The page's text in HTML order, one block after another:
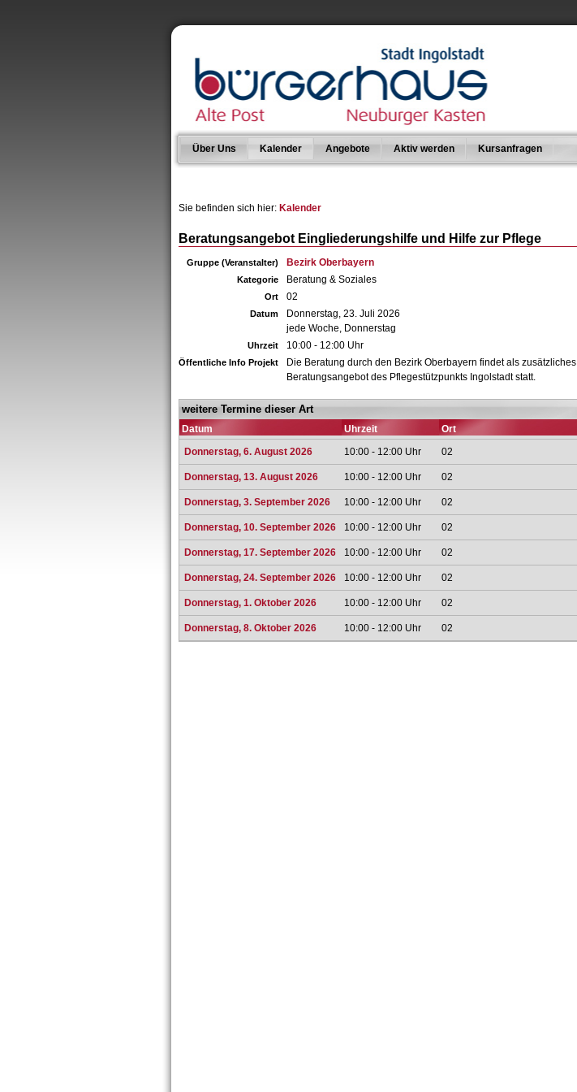
Über Uns Kalender Angebote Aktiv werden Kursanfragen
Sie befinden sich hier: Kalender
Beratungsangebot Eingliederungshilfe und Hilfe zur Pflege
Gruppe (Veranstalter) Bezirk Oberbayern
Kategorie Beratung & Soziales
Ort 02
Datum
Donnerstag, 23. Juli 2026
jede Woche, Donnerstag
Uhrzeit 10:00 - 12:00 Uhr
Öffentliche Info Projekt
Die Beratung durch den Bezirk Oberbayern findet als zusätzliches
Beratungsangebot des Pflegestützpunkts Ingolstadt statt.
weitere Termine dieser Art
Datum Uhrzeit
Ort
Donnerstag, 6. August 2026
10:00 - 12:00 Uhr 02
Donnerstag, 13. August 2026 10:00 - 12:00 Uhr 02
Donnerstag, 3. September 2026 10:00 - 12:00 Uhr 02
Donnerstag, 10. September 2026 10:00 - 12:00 Uhr 02
Donnerstag, 17. September 2026 10:00 - 12:00 Uhr 02
Donnerstag, 24. September 2026 10:00 - 12:00 Uhr 02
Donnerstag, 1. Oktober 2026 10:00 - 12:00 Uhr 02
Donnerstag, 8. Oktober 2026 10:00 - 12:00 Uhr 02